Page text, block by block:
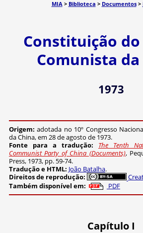
MIA> Biblioteca > Documentos>
Constituição
Comunista da
1973
Origem: adotada no 10º Congresso
da China, em 28 de agosto de 1973.
Fonte para a tradução:
The Tenth
Communist Party of China (Documents),
Press, 1973, pp. 59-74.
Tradução e HTML: João Batalha.
PDF
Capítulo I